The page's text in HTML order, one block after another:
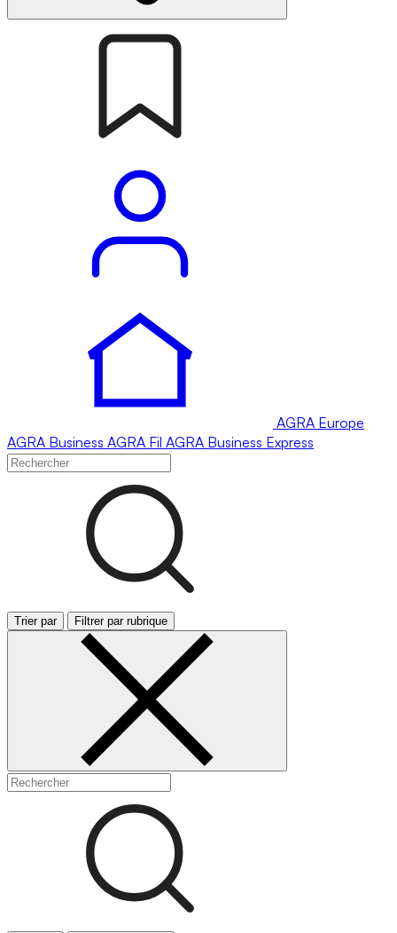
AGRA Europe
AGRA Business AGRA Fil AGRA Business Express
Trier par Filtrer par rubrique